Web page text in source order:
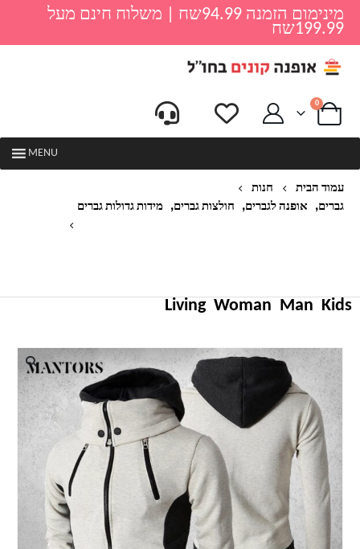
מינימום הזמנה 94.99שח | משלוח חינם מעל
199.99שח
0
MENU
עמוד הבית
חנות
גברים, אופנה לגברים, חולצות גברים, מידות גדולות גברים
Kids
Man
Woman
Living